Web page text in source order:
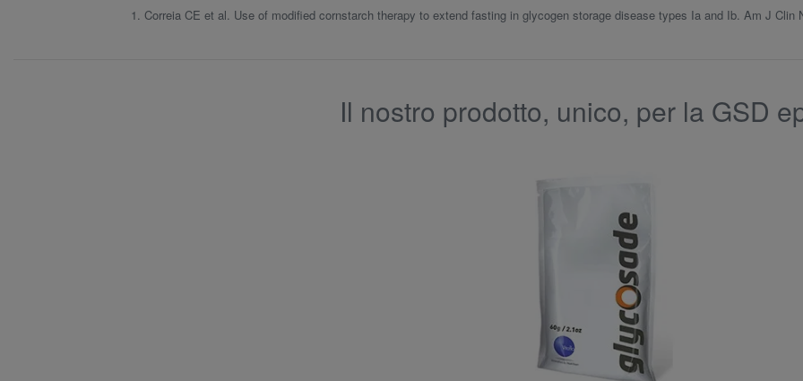
1. Correia CE et al. Use of modified cornstarch therapy to extend fasting in glycogen storage disease types Ia and Ib. Am J Clin
Il nostro prodotto, unico, per la GSD